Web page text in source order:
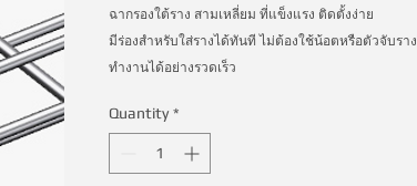
ฉากรองใต้ราง สามเหลี่ยม ที่แข็งแรง ติดตั้งง่าย
มีร่องสำหรับใส่รางได้ทันที ไม่ต้องใช้น้อตหรือตัวจับราง
ทำงานได้อย่างรวดเร็ว
Quantity *